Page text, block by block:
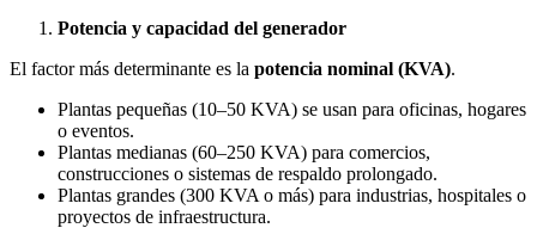
Potencia y capacidad del generador
El factor más determinante es la potencia nominal (KVA).
Plantas pequeñas (10–50 KVA) se usan para oficinas, hogares
o eventos.
Plantas medianas (60–250 KVA) para comercios,
construcciones o sistemas de respaldo prolongado.
Plantas grandes (300 KVA o más) para industrias, hospitales o
proyectos de infraestructura.